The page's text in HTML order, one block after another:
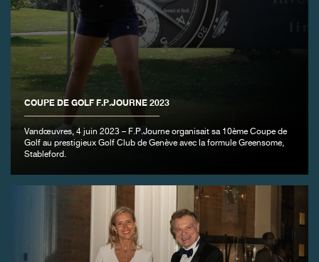
COUPE DE GOLF F.P.JOURNE 2023
Vandœuvres, 4 juin 2023 – F.P.Journe organisait sa 10ème Coupe de
Golf au prestigieux Golf Club de Genève avec la formule Greensome,
Stableford.